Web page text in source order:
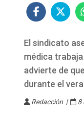
El sindicato
médica
advierte de
durante el
Redacción | 8